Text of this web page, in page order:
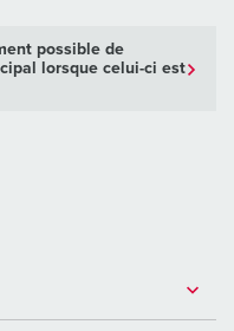
possible de
lorsque celui-ci est